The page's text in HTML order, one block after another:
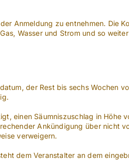
Anmeldung zu entnehmen. Die
Wasser und Strom und so
der Rest bis sechs Wochen
einen Säumniszuschlag in Höhe
Ankündigung über nicht
verweigern.
dem Veranstalter an dem